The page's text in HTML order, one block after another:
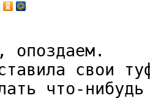
опоздаем.
свои
что-